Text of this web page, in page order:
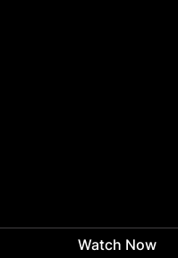
Watch Now